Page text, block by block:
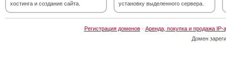
хостинга и создание сайта.
установку выделенного сервера.
Регистрация доменов· Аренда, покупка и продажа IP-
Домен